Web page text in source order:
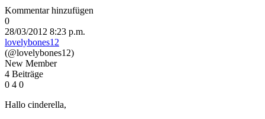
Kommentar hinzufügen
0
28/03/2012 8:23 p.m.
lovelybones12
(@lovelybones12)
New Member
4 Beiträge
0 4 0
Hallo cinderella,